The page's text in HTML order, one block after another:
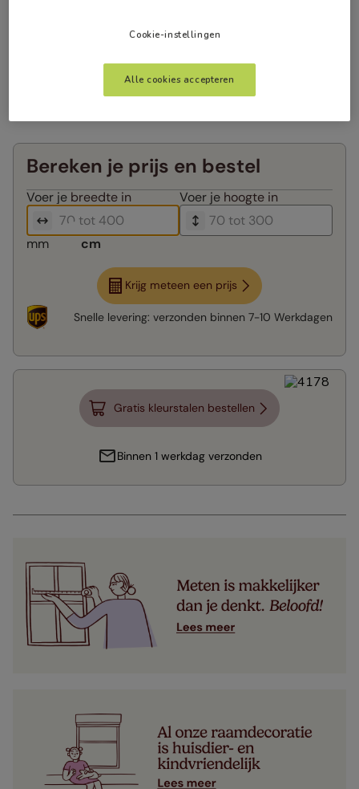
Bereken je prijs en bestel
Voer je breedte in Voer je hoogte in
mm cm
Krijg meteen een prijs
Snelle levering: verzonden binnen 7-10 Werkdagen
Gratis kleurstalen bestellen
Binnen 1 werkdag verzonden
Cookie-instellingen
Alle cookies accepteren